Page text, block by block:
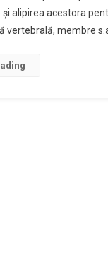
alipirea acestora
vertebrală, membre